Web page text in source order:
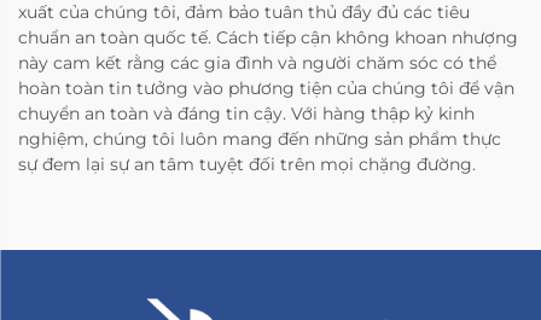
xuất của chúng tôi, đảm bảo tuân thủ đầy đủ các tiêu
chuẩn an toàn quốc tế. Cách tiếp cận không khoan nhượng
này cam kết rằng các gia đình và người chăm sóc có thể
hoàn toàn tin tưởng vào phương tiện của chúng tôi để vận
chuyển an toàn và đáng tin cậy. Với hàng thập kỷ kinh
nghiệm, chúng tôi luôn mang đến những sản phẩm thực
sự đem lại sự an tâm tuyệt đối trên mọi chặng đường.